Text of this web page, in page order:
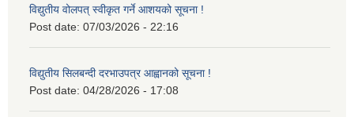
विद्युतीय वोलपत् स्वीकृत गर्ने आशयको सूचना !
Post date: 07/03/2026 - 22:16
विद्युतीय सिलबन्दी दरभाउपत्र आह्वानको सूचना !
Post date: 04/28/2026 - 17:08